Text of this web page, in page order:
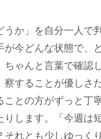
うか」を自分一人で
が今どんな状態で、
ちゃんと言葉で確認
察することが優しさ
ことの方がずっと丁
りします。「今週は
それとも少しゆっく